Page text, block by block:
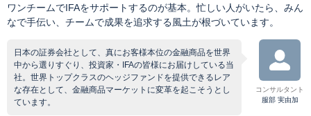
ワンチームでIFAをサポートするのが基本。忙しい人がいたら、みん
なで手伝い、チームで成果を追求する風土が根づいています。
日本の証券会社として、真にお客様本位の金融商品を世界
中から選りすぐり、投資家・IFAの皆様にお届けしている当
社。世界トップクラスのヘッジファンドを提供できるレア
な存在として、金融商品マーケットに変革を起こそうとし
ています。
コンサルタント
服部 実由加